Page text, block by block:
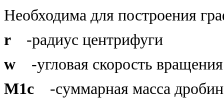
Необходима для построения
r
-радиус центрифуги
w
-угловая скорость
M1c
-суммарная масса